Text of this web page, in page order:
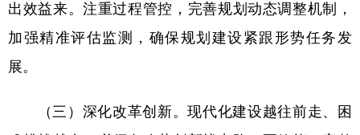
出效益来。注重过程管控，完善规划动态调整机制，
加强精准评估监测，确保规划建设紧跟形势任务发
展。
（三）深化改革创新。现代化建设越往前走、困